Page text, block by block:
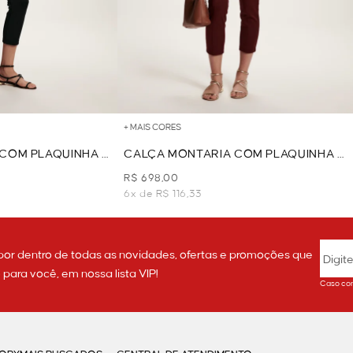
PLAQUINHA -
+ MAIS CORES
CALÇA MONTARIA COM PLAQUINHA -
VINHO
R$ 698,00
6x de R$ 116,33
dentro de todas as novidades, ofertas e promoções que
você, em nossa lista VIP!
Caso